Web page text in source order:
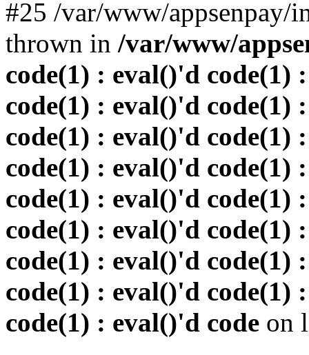
#25 /var/www/
thrown in /var/www/
code(1) : eval()'d code(1)
code(1) : eval()'d code(1)
code(1) : eval()'d code(1)
code(1) : eval()'d code(1)
code(1) : eval()'d code(1)
code(1) : eval()'d code(1)
code(1) : eval()'d code(1)
code(1) : eval()'d code(1)
code(1) : eval()'d code on